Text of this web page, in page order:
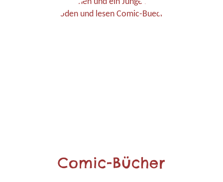
Comic-Bücher